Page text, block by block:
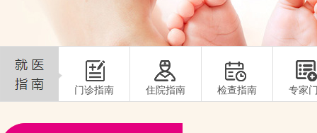
门诊指南 住院指南 检查指南 专家